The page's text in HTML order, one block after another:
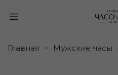
Главная Мужские часы